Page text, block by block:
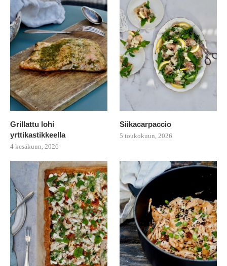
Grillattu lohi
yrttikastikkeella
4 kesäkuun, 2026
Siikacarpaccio
5 toukokuun, 2026